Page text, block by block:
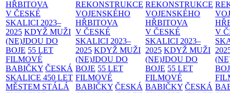
HŘBITOVA
V ČESKÉ
SKALICI 2023–
2025 KDYŽ MUŽI
(NE)JDOU DO
BOJE 55 LET
FILMOVÉ
BABIČKY ČESKÁ
SKALICE 450 LET
MĚSTEM STÁLÁ
REKONSTRUKCE
VOJENSKÉHO
HŘBITOVA
V ČESKÉ
SKALICI 2023–
2025 KDYŽ MUŽI
(NE)JDOU DO
BOJE 55 LET
FILMOVÉ
BABIČKY ČESKÁ
REKONSTRUKCE
VOJENSKÉHO
HŘBITOVA
V ČESKÉ
SKALICI 2023–
2025 KDYŽ MUŽI
(NE)JDOU DO
BOJE 55 LET
FILMOVÉ
BABIČKY ČESKÁ
V